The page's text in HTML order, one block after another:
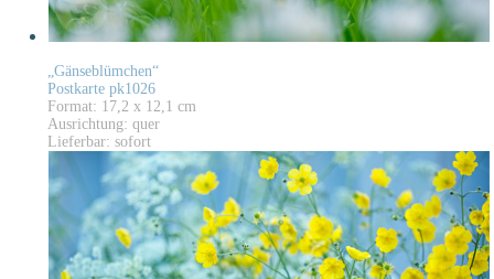
„Gänseblümchen“
Postkarte pk1026
Format: 17,2 x 12,1 cm
Ausrichtung: quer
Lieferbar: sofort